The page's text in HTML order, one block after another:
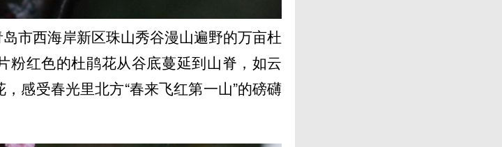
市西海岸新区珠山秀谷漫山遍野的万亩杜
粉红色的杜鹃花从谷底蔓延到山脊，如云
感受春光里北方“春来飞红第一山”的磅礴